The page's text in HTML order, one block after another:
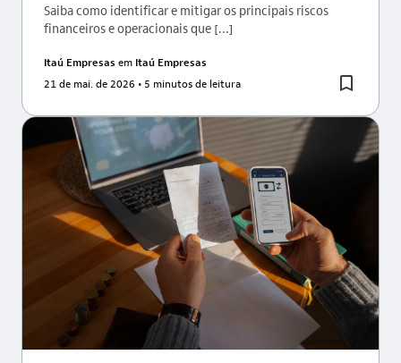
Saiba como identificar e mitigar os principais riscos
financeiros e operacionais que [...]
Itaú Empresas em Itaú Empresas
21 de mai. de 2026 • 5 minutos de leitura